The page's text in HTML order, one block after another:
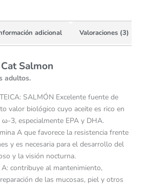
adicional Valoraciones (3)
Salmon
adultos.
SALMÓN Excelente fuente de
valor biológico cuyo aceite es rico en
ω-3, especialmente EPA y DHA.
A que favorece la resistencia frente
y es necesaria para el desarrollo del
y la visión nocturna.
contribuye al mantenimiento,
de las mucosas, piel y otros